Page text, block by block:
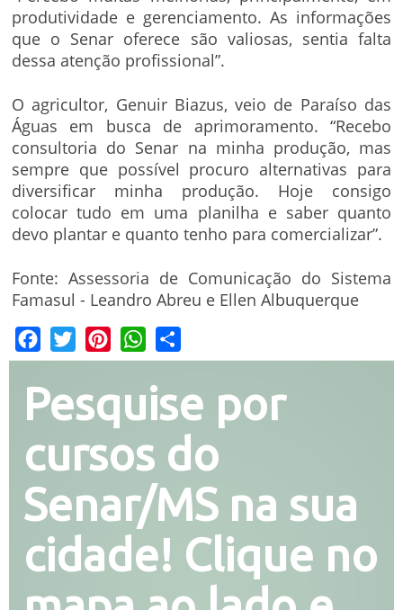
produtividade e gerenciamento. As informações
que o Senar oferece são valiosas, sentia falta
dessa atenção profissional”.
O agricultor, Genuir Biazus, veio de Paraíso das
Águas em busca de aprimoramento. “Recebo
consultoria do Senar na minha produção, mas
sempre que possível procuro alternativas para
diversificar minha produção. Hoje consigo
colocar tudo em uma planilha e saber quanto
devo plantar e quanto tenho para comercializar”.
Fonte: Assessoria de Comunicação do Sistema
Famasul - Leandro Abreu e Ellen Albuquerque
Facebook
Twitter PinterestWhatsApp
Pesquise por
cursos do
Senar/MS na sua
cidade! Clique no